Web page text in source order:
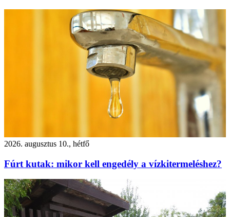
2026. augusztus 10., hétfő
Fúrt kutak: mikor kell engedély a vízkitermeléshez?